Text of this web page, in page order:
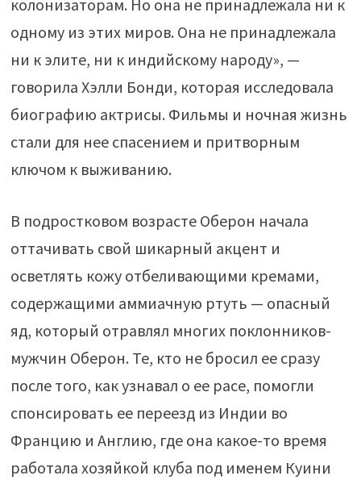
колонизаторам. Но она не принадлежала ни к
одному из этих миров. Она не принадлежала
ни к элите, ни к индийскому народу», —
говорила Хэлли Бонди, которая исследовала
биографию актрисы. Фильмы и ночная жизнь
стали для нее спасением и притворным
ключом к выживанию.
В подростковом возрасте Оберон начала
оттачивать свой шикарный акцент и
осветлять кожу отбеливающими кремами,
содержащими аммиачную ртуть — опасный
яд, который отравлял многих поклонников-
мужчин Оберон. Те, кто не бросил ее сразу
после того, как узнавал о ее расе, помогли
спонсировать ее переезд из Индии во
Францию и Англию, где она какое-то время
работала хозяйкой клуба под именем Куини